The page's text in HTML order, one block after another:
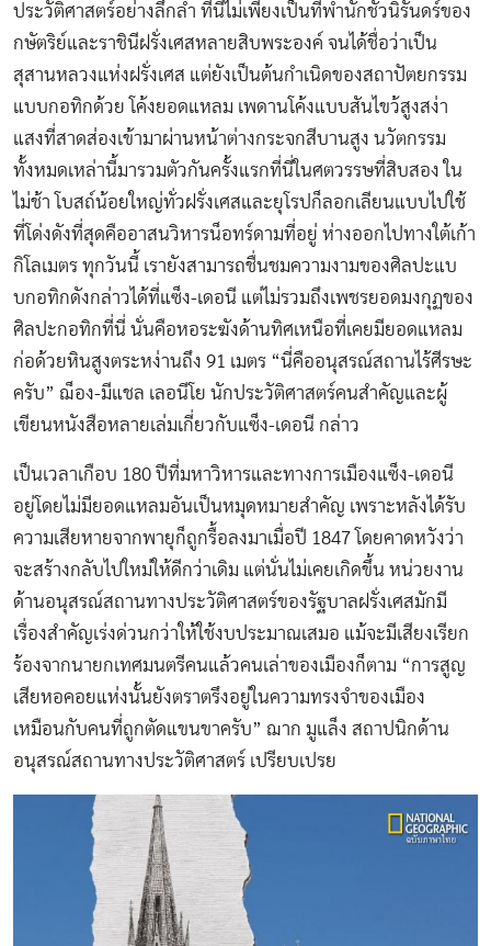
ประวัติศาสตร์อย่างลึกล้ำ ที่นี่ไม่เพียงเป็นที่พำนักชั่วนิรันดร์ของ
กษัตริย์และราชินีฝรั่งเศสหลายสิบพระองค์ จนได้ชื่อว่าเป็น
สุสานหลวงแห่งฝรั่งเศส แต่ยังเป็นต้นกำเนิดของสถาปัตยกรรม
แบบกอทิกด้วย โค้งยอดแหลม เพดานโค้งแบบสันไขว้สูงสง่า
แสงที่สาดส่องเข้ามาผ่านหน้าต่างกระจกสีบานสูง นวัตกรรม
ทั้งหมดเหล่านี้มารวมตัวกันครั้งแรกที่นี่ในศตวรรษที่สิบสอง ใน
ไม่ช้า โบสถ์น้อยใหญ่ทั่วฝรั่งเศสและยุโรปก็ลอกเลียนแบบไปใช้
ที่โด่งดังที่สุดคืออาสนวิหารน็อทร์ดามที่อยู่ ห่างออกไปทางใต้เก้า
กิโลเมตร ทุกวันนี้ เรายังสามารถชื่นชมความงามของศิลปะแบ
บกอทิกดังกล่าวได้ที่แซ็ง-เดอนี แต่ไม่รวมถึงเพชรยอดมงกุฏของ
ศิลปะกอทิกที่นี่ นั่นคือหอระฆังด้านทิศเหนือที่เคยมียอดแหลม
ก่อด้วยหินสูงตระหง่านถึง 91 เมตร “นี่คืออนุสรณ์สถานไร้ศีรษะ
ครับ” ฌ็อง-มีแชล เลอนีโย นักประวัติศาสตร์คนสำคัญและผู้
เขียนหนังสือหลายเล่มเกี่ยวกับแซ็ง-เดอนี กล่าว
เป็นเวลาเกือบ 180 ปีที่มหาวิหารและทางการเมืองแซ็ง-เดอนี
อยู่โดยไม่มียอดแหลมอันเป็นหมุดหมายสำคัญ เพราะหลังได้รับ
ความเสียหายจากพายุก็ถูกรื้อลงมาเมื่อปี 1847 โดยคาดหวังว่า
จะสร้างกลับไปใหม่ให้ดีกว่าเดิม แต่นั่นไม่เคยเกิดขึ้น หน่วยงาน
ด้านอนุสรณ์สถานทางประวัติศาสตร์ของรัฐบาลฝรั่งเศสมักมี
เรื่องสำคัญเร่งด่วนกว่าให้ใช้งบประมาณเสมอ แม้จะมีเสียงเรียก
ร้องจากนายกเทศมนตรีคนแล้วคนเล่าของเมืองก็ตาม “การสูญ
เสียหอคอยแห่งนั้นยังตราตรึงอยู่ในความทรงจำของเมือง
เหมือนกับคนที่ถูกตัดแขนขาครับ” ฌาก มูแล็ง สถาปนิกด้าน
อนุสรณ์สถานทางประวัติศาสตร์ เปรียบเปรย